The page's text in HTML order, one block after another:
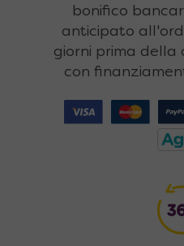
bonifico
anticipato
giorni prima della
con